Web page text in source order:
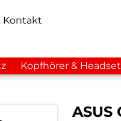
Kontakt
Kopfhörer &